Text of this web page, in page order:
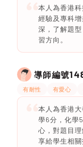
本人為香港
經驗及專科
深，了解題
習方向。
導師編號
有耐性 有愛心
本人為香港
學6分，化學
心，對題目
享給學生相